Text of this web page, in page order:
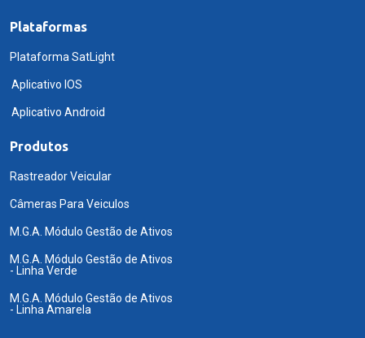
Plataformas
Plataforma SatLight
Aplicativo IOS
Aplicativo Android
Produtos
Rastreador Veicular
Câmeras Para Veiculos
M.G.A. Módulo Gestão de Ativos
M.G.A. Módulo Gestão de Ativos
- Linha Verde
M.G.A. Módulo Gestão de Ativos
- Linha Amarela